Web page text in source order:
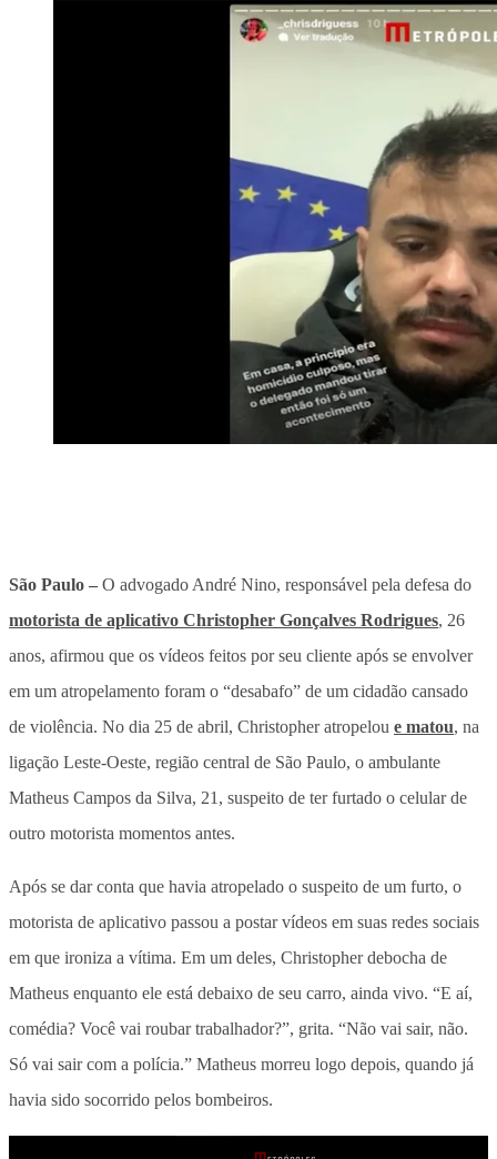
São Paulo – O advogado André Nino, responsável pela defesa do
motorista de aplicativo Christopher Gonçalves Rodrigues, 26
anos, afirmou que os vídeos feitos por seu cliente após se envolver
em um atropelamento foram o “desabafo” de um cidadão cansado
de violência. No dia 25 de abril, Christopher atropelou e matou, na
ligação Leste-Oeste, região central de São Paulo, o ambulante
Matheus Campos da Silva, 21, suspeito de ter furtado o celular de
outro motorista momentos antes.
Após se dar conta que havia atropelado o suspeito de um furto, o
motorista de aplicativo passou a postar vídeos em suas redes sociais
em que ironiza a vítima. Em um deles, Christopher debocha de
Matheus enquanto ele está debaixo de seu carro, ainda vivo. “E aí,
comédia? Você vai roubar trabalhador?”, grita. “Não vai sair, não.
Só vai sair com a polícia.” Matheus morreu logo depois, quando já
havia sido socorrido pelos bombeiros.